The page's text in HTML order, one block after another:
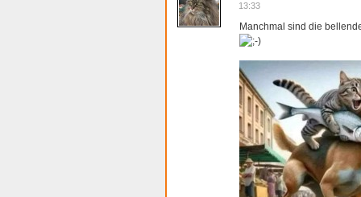
13:33
Manchmal sind die